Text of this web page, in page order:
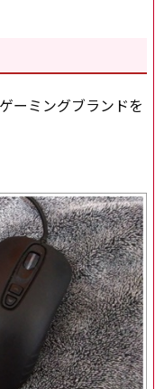
ーミングブランドを